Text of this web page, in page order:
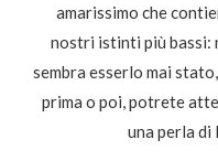
amarissimo che
nostri istinti più bassi:
sembra esserlo mai
prima o poi, potrete
una perla di